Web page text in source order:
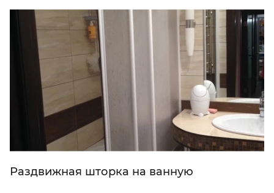
Раздвижная шторка на ванную